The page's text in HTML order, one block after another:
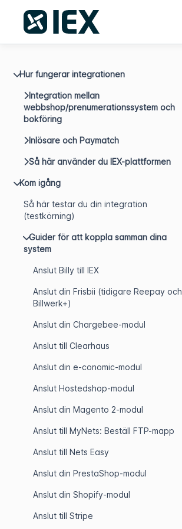
Hur fungerar integrationen
Integration mellan
webbshop/prenumerationssystem och
bokföring
Inlösare och Paymatch
Så här använder du IEX-plattformen
Kom igång
Så här testar du din integration
(testkörning)
Guider för att koppla samman dina
system
Anslut Billy till IEX
Anslut din Frisbii (tidigare Reepay och
Billwerk+)
Anslut din Chargebee-modul
Anslut till Clearhaus
Anslut din e-conomic-modul
Anslut Hostedshop-modul
Anslut din Magento 2-modul
Anslut till MyNets: Beställ FTP-mapp
Anslut till Nets Easy
Anslut din PrestaShop-modul
Anslut din Shopify-modul
Anslut till Stripe